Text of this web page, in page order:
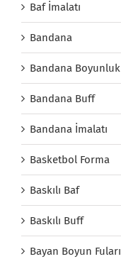
Baf İmalatı
Bandana
Bandana Boyunluk
Bandana Buff
Bandana İmalatı
Basketbol Forma
Baskılı Baf
Baskılı Buff
Bayan Boyun Fuları